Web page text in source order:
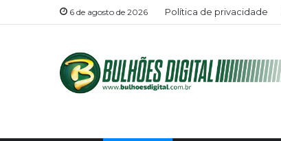
6 de agosto de 2026 Política de privacidade